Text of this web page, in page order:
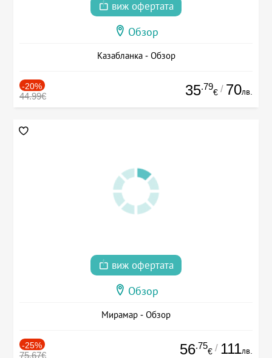
виж офертата
Обзор
Казабланка - Обзор
-20%
44.99€ 35.79
€ / 70лв.
виж офертата
Обзор
Мирамар - Обзор
-25%
75.67€ 56.75
€ / 111лв.